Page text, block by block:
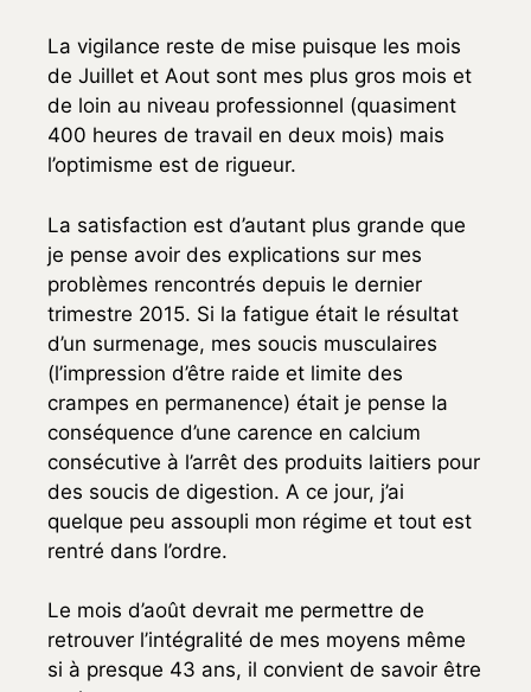
La vigilance reste de mise puisque les mois
de Juillet et Aout sont mes plus gros mois et
de loin au niveau professionnel (quasiment
400 heures de travail en deux mois) mais
l’optimisme est de rigueur.
La satisfaction est d’autant plus grande que
je pense avoir des explications sur mes
problèmes rencontrés depuis le dernier
trimestre 2015. Si la fatigue était le résultat
d’un surmenage, mes soucis musculaires
(l’impression d’être raide et limite des
crampes en permanence) était je pense la
conséquence d’une carence en calcium
consécutive à l’arrêt des produits laitiers pour
des soucis de digestion. A ce jour, j’ai
quelque peu assoupli mon régime et tout est
rentré dans l’ordre.
Le mois d’août devrait me permettre de
retrouver l’intégralité de mes moyens même
si à presque 43 ans, il convient de savoir être